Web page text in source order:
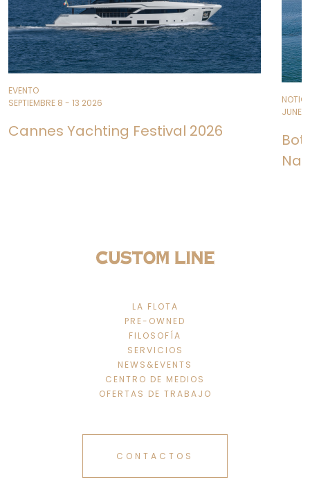
EVENTO
SEPTIEMBRE 8 - 13 2026
Cannes Yachting Festival 2026
JUNE
LA FLOTA
PRE-OWNED
FILOSOFÍA
SERVICIOS
NEWS&EVENTS
CENTRO DE MEDIOS
OFERTAS DE TRABAJO
CONTACTOS